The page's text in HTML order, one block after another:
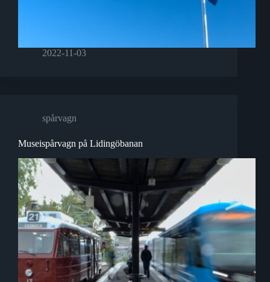
2022-11-03
spårvagn
Museispårvagn på Lidingöbanan